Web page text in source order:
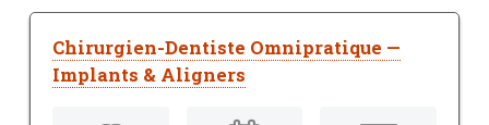
Chirurgien-Dentiste Omnipratique —
Implants & Aligners